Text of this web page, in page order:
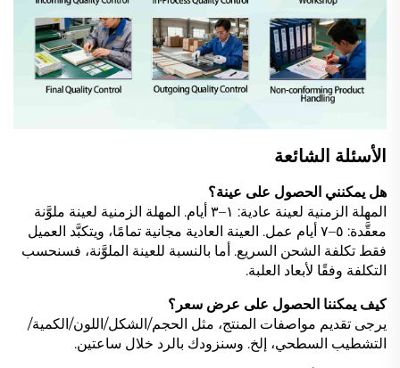
الأسئلة الشائعة
هل يمكنني الحصول على عينة؟
المهلة الزمنية لعينة عادية: ١–٣ أيام. المهلة الزمنية لعينة ملوَّنة
معقَّدة: ٥–٧ أيام عمل. العينة العادية مجانية تمامًا، ويتكبَّد العميل
فقط تكلفة الشحن السريع. أما بالنسبة للعينة الملوَّنة، فسنحسب
التكلفة وفقًا لأبعاد العلبة.
كيف يمكننا الحصول على عرض سعر؟
يرجى تقديم مواصفات المنتج، مثل الحجم/الشكل/اللون/الكمية/
التشطيب السطحي، إلخ. وسنزودك بالرد خلال ساعتين.